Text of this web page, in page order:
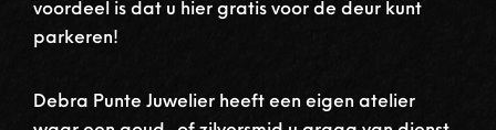
voordeel is dat u hier gratis voor de deur kunt
parkeren!
Debra Punte Juwelier heeft een eigen atelier